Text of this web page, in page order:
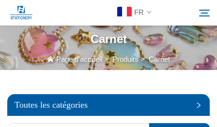
FR
Produits
Solutions personnalisées
Rechercher
Carnet
Page d’accueil>Produits>Carnet
Toutes les catégories